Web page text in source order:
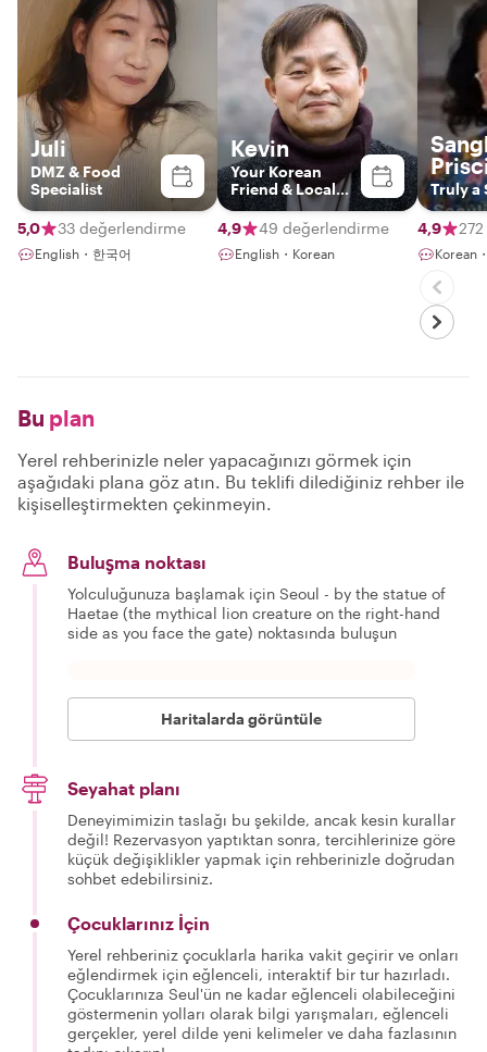
Juli
DMZ & Food
Specialist
5,0 33 değerlendirme
English・한국어
Kevin
Your Korean
Friend & Local
Storyteller
4,9
49 değerlendirme
English・Korean
Truly a
4,9
Korean
Bu plan
Yerel rehberinizle neler yapacağınızı görmek için
aşağıdaki plana göz atın. Bu teklifi dilediğiniz rehber ile
kişiselleştirmekten çekinmeyin.
Buluşma noktası
Yolculuğunuza başlamak için Seoul - by the statue of
Haetae (the mythical lion creature on the right-hand
side as you face the gate) noktasında buluşun
Haritalarda görüntüle
Seyahat planı
Deneyimimizin taslağı bu şekilde, ancak kesin kurallar
değil! Rezervasyon yaptıktan sonra, tercihlerinize göre
küçük değişiklikler yapmak için rehberinizle doğrudan
sohbet edebilirsiniz.
Çocuklarınız İçin
Yerel rehberiniz çocuklarla harika vakit geçirir ve onları
eğlendirmek için eğlenceli, interaktif bir tur hazırladı.
Çocuklarınıza Seul'ün ne kadar eğlenceli olabileceğini
göstermenin yolları olarak bilgi yarışmaları, eğlenceli
gerçekler, yerel dilde yeni kelimeler ve daha fazlasının